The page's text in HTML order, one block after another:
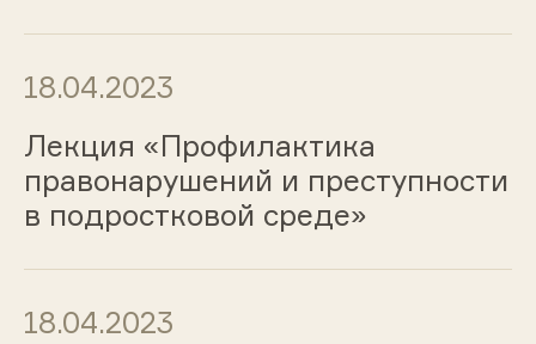
18.04.2023
Лекция «Профилактика
правонарушений и преступности
в подростковой среде»
18.04.2023